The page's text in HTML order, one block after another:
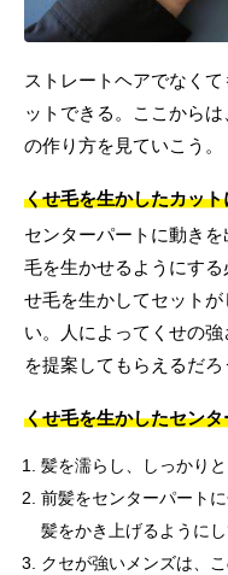
ストレートヘアでなく
ットできる。ここから
の作り方を見ていこう。
くせ毛を生かしたカッ
センターパートに動き
毛を生かせるようにす
せ毛を生かしてセット
い。人によってくせの
を提案してもらえるだろ
くせ毛を生かしたセン
髪を濡らし、しっかりと
前髪をセンターパート
髪をかき上げるように
クセが強いメンズは、